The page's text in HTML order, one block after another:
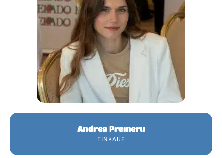
Andrea Premeru
EINKAUF